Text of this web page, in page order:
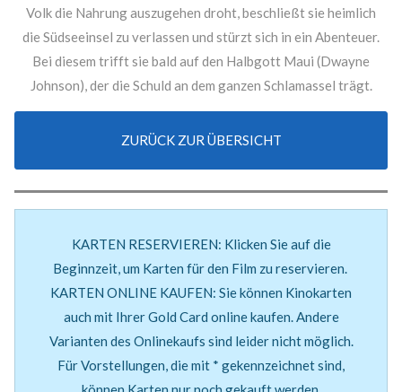
Volk die Nahrung auszugehen droht, beschließt sie heimlich
die Südseeinsel zu verlassen und stürzt sich in ein Abenteuer.
Bei diesem trifft sie bald auf den Halbgott Maui (Dwayne
Johnson), der die Schuld an dem ganzen Schlamassel trägt.
ZURÜCK ZUR ÜBERSICHT
KARTEN RESERVIEREN: Klicken Sie auf die
Beginnzeit, um Karten für den Film zu reservieren.
KARTEN ONLINE KAUFEN: Sie können Kinokarten
auch mit Ihrer Gold Card online kaufen. Andere
Varianten des Onlinekaufs sind leider nicht möglich.
Für Vorstellungen, die mit * gekennzeichnet sind,